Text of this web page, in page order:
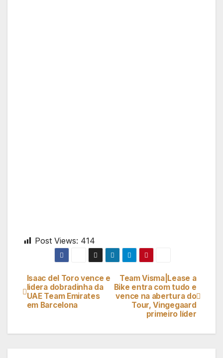
Post Views: 414
Navegação
de
Team Visma|Lease a
Bike entra com tudo e
vence na abertura do
Tour, Vingegaard
primeiro líder
Isaac del Toro vence e
lidera dobradinha da
UAE Team Emirates
em Barcelona